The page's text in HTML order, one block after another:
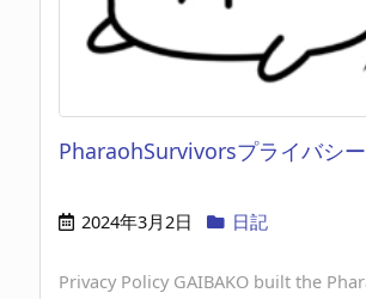
PharaohSurvivorsプライバシ
2024年3月2日 日記
Privacy Policy GAIBAKO built the